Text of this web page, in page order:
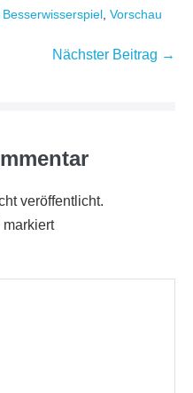
, Vorschau
Nächster Beitrag →
veröffentlicht.
markiert